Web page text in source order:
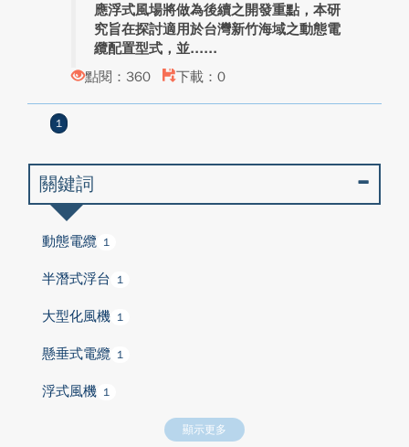
應浮式風場將做為後續之開發重點，本研
究旨在探討適用於台灣新竹海域之動態電
纜配置型式，並...
點閱：360
下載：0
1
關鍵詞
動態電纜 1
半潛式浮台 1
大型化風機 1
懸垂式電纜 1
浮式風機 1
顯示更多